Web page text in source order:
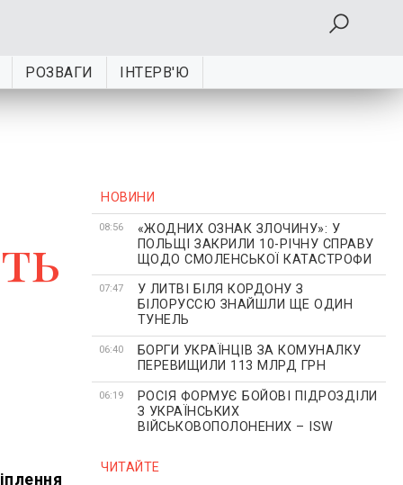
РОЗВАГИ ІНТЕРВ'Ю
НОВИНИ
08:56
«ЖОДНИХ ОЗНАК ЗЛОЧИНУ»: У
ПОЛЬЩІ ЗАКРИЛИ 10-РІЧНУ СПРАВУ
ЩОДО СМОЛЕНСЬКОЇ КАТАСТРОФИ
07:47
У ЛИТВІ БІЛЯ КОРДОНУ З
БІЛОРУССЮ ЗНАЙШЛИ ЩЕ ОДИН
ТУНЕЛЬ
06:40
БОРГИ УКРАЇНЦІВ ЗА КОМУНАЛКУ
ПЕРЕВИЩИЛИ 113 МЛРД ГРН
06:19
РОСІЯ ФОРМУЄ БОЙОВІ ПІДРОЗДІЛИ
З УКРАЇНСЬКИХ
ВІЙСЬКОВОПОЛОНЕНИХ – ISW
ЧИТАЙТЕ